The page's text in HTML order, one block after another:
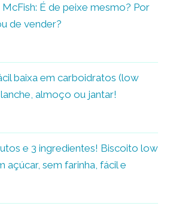
É de peixe mesmo? Por
de vender?
baixa em carboidratos (low
almoço ou jantar!
e 3 ingredientes! Biscoito low
açúcar, sem farinha, fácil e